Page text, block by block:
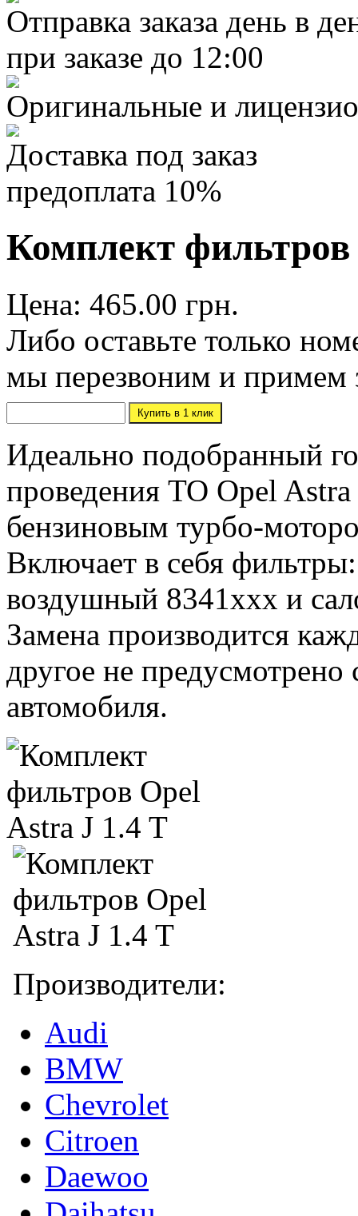
Отправка заказа день в
при заказе до 12:00
Оригинальные и
Доставка под заказ
предоплата 10%
Комплект
Цена: 465.00 грн.
Либо оставьте только
мы перезвоним и примем
Идеально подобранный
проведения ТО Opel
бензиновым турбо-
Включает в себя
воздушный 8341xxx и
Замена производится
другое не
автомобиля.
Производители:
Audi
BMW
Chevrolet
Citroen
Daewoo